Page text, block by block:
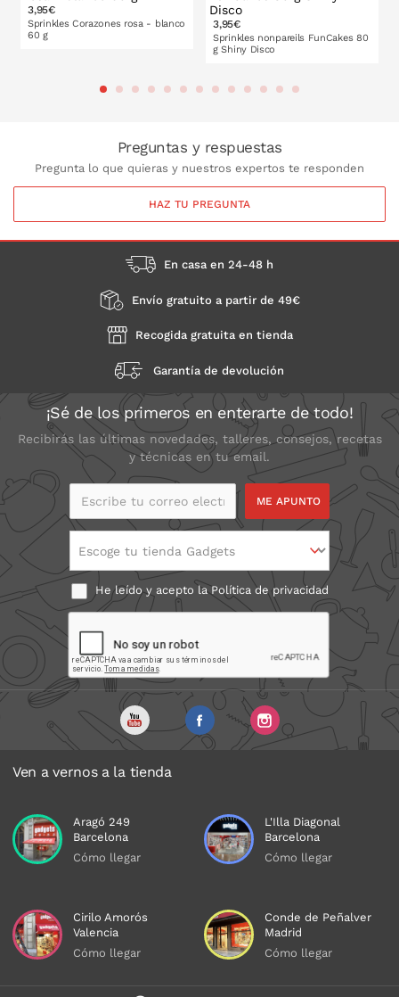
3,95€
Sprinkles Corazones rosa - blanco
60 g
3,95€
Sprinkles nonpareils FunCakes 80
g Shiny Disco
Preguntas y respuestas
Pregunta lo que quieras y nuestros expertos te responden
HAZ TU PREGUNTA
En casa en 24-48 h
Envío gratuito a partir de 49€
Recogida gratuita en tienda
Garantía de devolución
¡Sé de los primeros en enterarte de todo!
Recibirás las últimas novedades, talleres, consejos, recetas
y técnicas en tu email.
Escribe tu correo
Escoge tu tienda Gadgets
He leído y acepto laPolítica de privacidad
Ven a vernos a la tienda
Aragó 249
Barcelona
Cómo llegar
L'Illa Diagonal
Barcelona
Cómo llegar
Cirilo Amorós
Valencia
Cómo llegar
Conde de Peñalver
Madrid
Cómo llegar